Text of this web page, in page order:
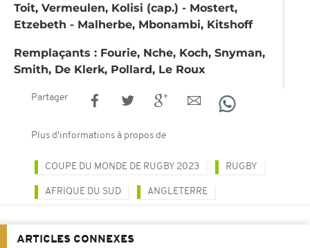
Toit, Vermeulen, Kolisi (cap.) - Mostert,
Etzebeth - Malherbe, Mbonambi, Kitshoff
Remplaçants : Fourie, Nche, Koch, Snyman,
Smith, De Klerk, Pollard, Le Roux
Partager
Plus d'informations à propos de
COUPE DU MONDE DE RUGBY 2023 RUGBY
AFRIQUE DU SUD ANGLETERRE
ARTICLES CONNEXES